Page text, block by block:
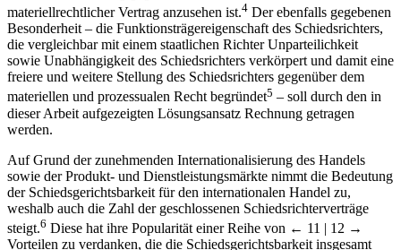
Besonderheit – die Funktionsträgereigenschaft des Schiedsrichters,
die vergleichbar mit einem staatlichen Richter Unparteilichkeit
sowie Unabhängigkeit des Schiedsrichters verkörpert und damit eine
freiere und weitere Stellung des Schiedsrichters gegenüber dem
materiellen und prozessualen Recht begründet5– soll durch den in
dieser Arbeit aufgezeigten Lösungsansatz Rechnung getragen
werden.
sowie der Produkt- und Dienstleistungsmärkte nimmt die Bedeutung
der Schiedsgerichtsbarkeit für den internationalen Handel zu,
weshalb auch die Zahl der geschlossenen Schiedsrichterverträge
steigt.6Diese hat ihre Popularität einer Reihe von← 11 | 12 →
Vorteilen zu verdanken, die die Schiedsgerichtsbarkeit insgesamt
gegenüber der staatlichen Gerichtsbarkeit aufweist. Regelmäßig